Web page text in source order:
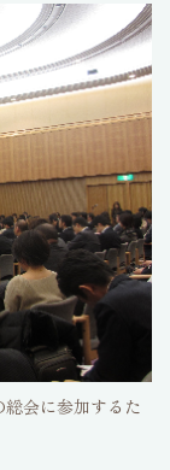
会に参加するた